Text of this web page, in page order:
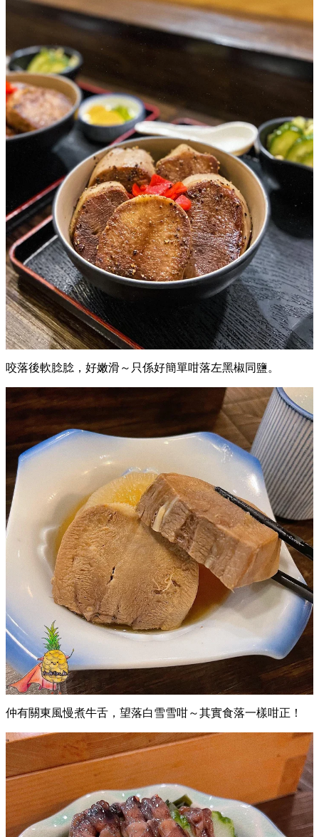
咬落後軟腍腍，好嫩滑～只係好簡單咁落左黑椒同鹽。
仲有關東風慢煮牛舌，望落白雪雪咁～其實食落一樣咁正！